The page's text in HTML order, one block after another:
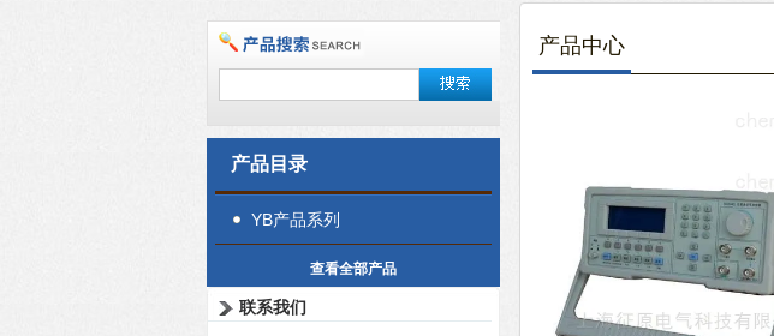
产品目录
YB产品系列
查看全部产品
联系我们
产品中心